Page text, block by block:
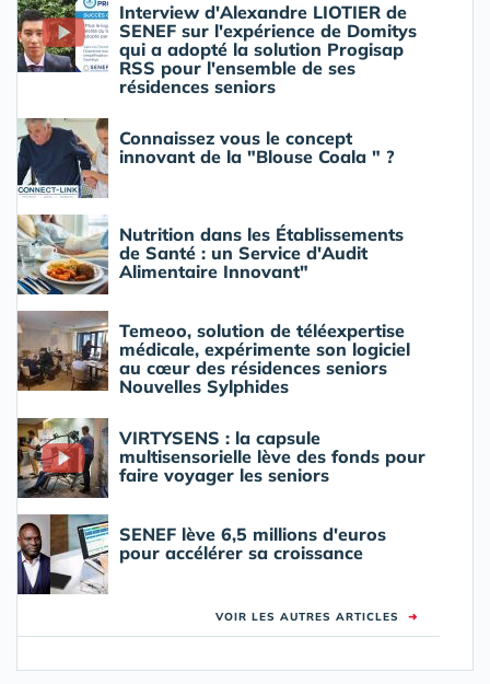
Interview d'Alexandre LIOTIER de
SENEF sur l'expérience de Domitys
qui a adopté la solution Progisap
RSS pour l'ensemble de ses
résidences seniors
Connaissez vous le concept
innovant de la "Blouse Coala " ?
Nutrition dans les Établissements
de Santé : un Service d'Audit
Alimentaire Innovant"
Temeoo, solution de téléexpertise
médicale, expérimente son logiciel
au cœur des résidences seniors
Nouvelles Sylphides
VIRTYSENS : la capsule
multisensorielle lève des fonds pour
faire voyager les seniors
SENEF lève 6,5 millions d'euros
pour accélérer sa croissance
VOIR LES AUTRES ARTICLES ➜